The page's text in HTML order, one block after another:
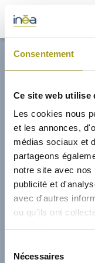
Consentement
Ce site web utilise
Les cookies nous
et les annonces,
médias sociaux et
partageons
notre site avec
publicité et
avec d'autres
ou qu'ils ont
Nécessaires
ACTUS
GREEN